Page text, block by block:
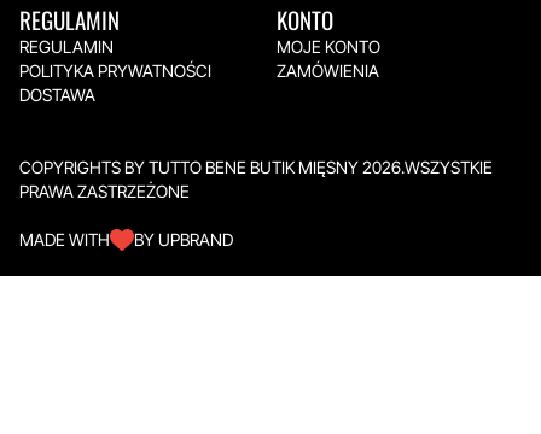
REGULAMIN
REGULAMIN
POLITYKA PRYWATNOŚCI
DOSTAWA
KONTO
MOJE KONTO
ZAMÓWIENIA
COPYRIGHTS BY TUTTO BENE BUTIK MIĘSNY 2026.WSZYSTKIE
PRAWA ZASTRZEŻONE
MADE WITH BY UPBRAND